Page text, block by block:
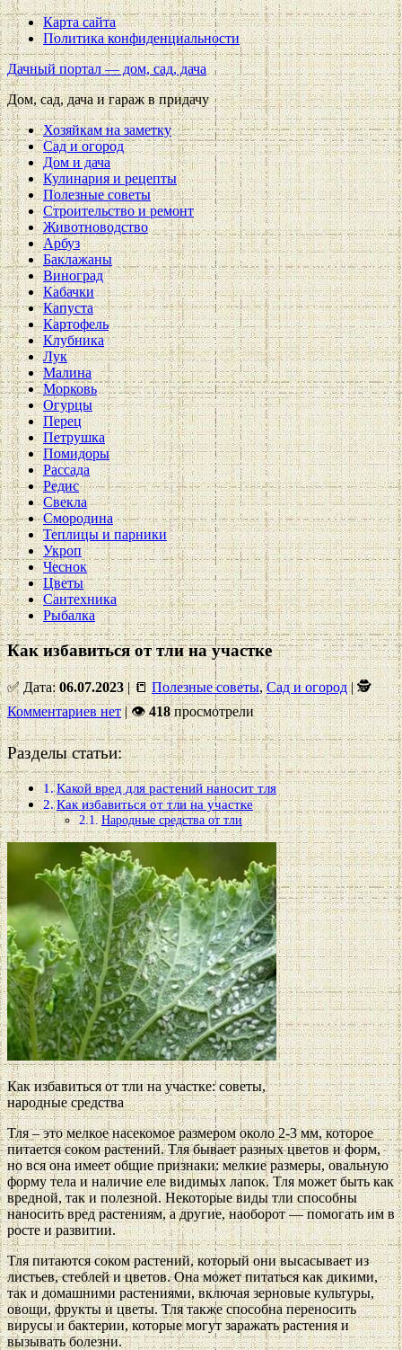
Карта сайта
Политика конфиденциальности
Дачный портал — дом, сад, дача
Дом, сад, дача и гараж в придачу
Хозяйкам на заметку
Сад и огород
Дом и дача
Кулинария и рецепты
Полезные советы
Строительство и ремонт
Животноводство
Арбуз
Баклажаны
Виноград
Кабачки
Капуста
Картофель
Клубника
Лук
Малина
Морковь
Огурцы
Перец
Петрушка
Помидоры
Рассада
Редис
Свекла
Смородина
Теплицы и парники
Укроп
Чеснок
Цветы
Сантехника
Рыбалка
Как избавиться от тли на участке
✅ Дата:06.07.2023| 📒Полезные советы,Сад и огород| 🕵
Комментариев нет|👁418просмотрели
Разделы статьи:
Какой вред для растений наносит тля
Как избавиться от тли на участке
Народные средства от тли
Как избавиться от тли на участке: советы,
народные средства
Тля – это мелкое насекомое размером около 2-3 мм, которое
питается соком растений. Тля бывает разных цветов и форм,
но вся она имеет общие признаки: мелкие размеры, овальную
форму тела и наличие еле видимых лапок. Тля может быть как
вредной, так и полезной. Некоторые виды тли способны
наносить вред растениям, а другие, наоборот — помогать им в
росте и развитии.
Тля питаются соком растений, который они высасывает из
листьев, стеблей и цветов. Она может питаться как дикими,
так и домашними растениями, включая зерновые культуры,
овощи, фрукты и цветы. Тля также способна переносить
вирусы и бактерии, которые могут заражать растения и
вызывать болезни.